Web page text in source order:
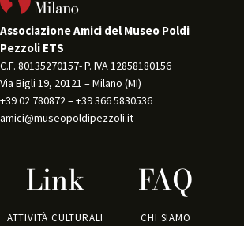
Associazione Amici del Museo Poldi
Pezzoli ETS
C.F. 80135270157- P. IVA 12858180156
Via Bigli 19, 20121 – Milano (MI)
+39 02 780872 – +39 366 5830536
amici@museopoldipezzoli.it
Link
ATTIVITÀ CULTURALI
FAQ
CHI SIAMO